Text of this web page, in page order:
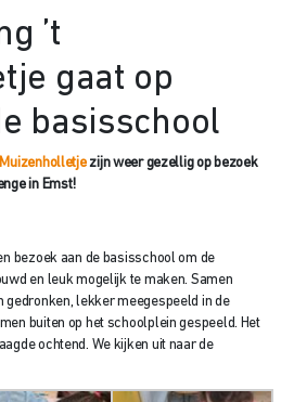
’t
gaat op
basisschool
Muizenholletjezijn weer gezellig op bezoek
in Emst!
bezoek aan de basisschool om de
en leuk mogelijk te maken. Samen
gedronken, lekker meegespeeld in de
buiten op het schoolplein gespeeld. Het
ochtend. We kijken uit naar de